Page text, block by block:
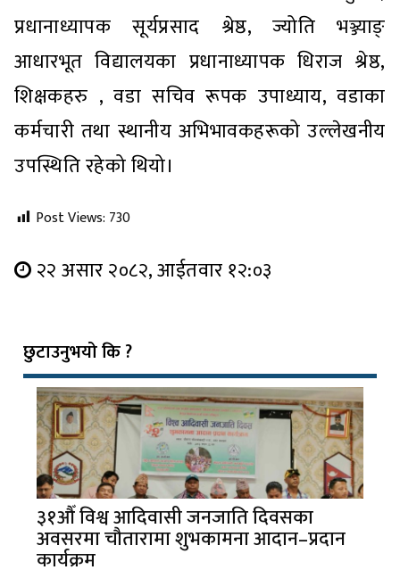
प्रधानाध्यापक सूर्यप्रसाद श्रेष्ठ, ज्योति भञ्ज्याङ्
आधारभूत विद्यालयका प्रधानाध्यापक धिराज श्रेष्ठ,
शिक्षकहरु , वडा सचिव रूपक उपाध्याय, वडाका
कर्मचारी तथा स्थानीय अभिभावकहरूको उल्लेखनीय
उपस्थिति रहेको थियो।
Post Views: 730
२२ असार २०८२, आईतवार १२:०३
छुटाउनुभयो कि ?
३१औँ विश्व आदिवासी जनजाति दिवसका
अवसरमा चौतारामा शुभकामना आदान–प्रदान
कार्यक्रम